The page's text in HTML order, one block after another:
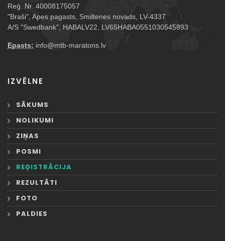
Reģ. Nr. 40008175057
"Braši", Apes pagasts, Smiltenes novads, LV-4337
A/S "Swedbank", HABALV22, LV65HABA0551030545893
Epasts: info@mtb-maratons.lv
IZVĒLNE
SĀKUMS
NOLIKUMI
ZIŅAS
POSMI
REĢISTRĀCIJA
REZULTĀTI
FOTO
PALDIES